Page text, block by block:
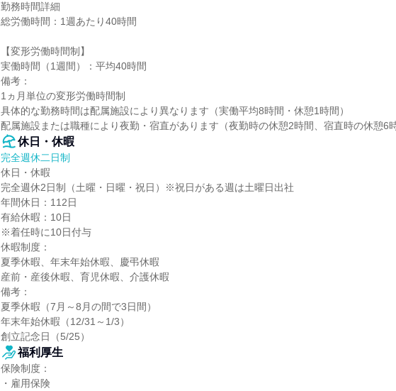
勤務時間詳細
総労働時間：1週あたり40時間
【変形労働時間制】
実働時間（1週間）：平均40時間
備考：
1ヵ月単位の変形労働時間制
具体的な勤務時間は配属施設により異なります（実働平均8時間・休憩1時間）
配属施設または職種により夜勤・宿直があります（夜勤時の休憩2時間、宿直時の休憩6
休日・休暇
完全週休二日制
休日・休暇
完全週休2日制（土曜・日曜・祝日）※祝日がある週は土曜日出社
年間休日：112日
有給休暇：10日
※着任時に10日付与
休暇制度：
夏季休暇、年末年始休暇、慶弔休暇
産前・産後休暇、育児休暇、介護休暇
備考：
夏季休暇（7月～8月の間で3日間）
年末年始休暇（12/31～1/3）
創立記念日（5/25）
福利厚生
保険制度：
・雇用保険